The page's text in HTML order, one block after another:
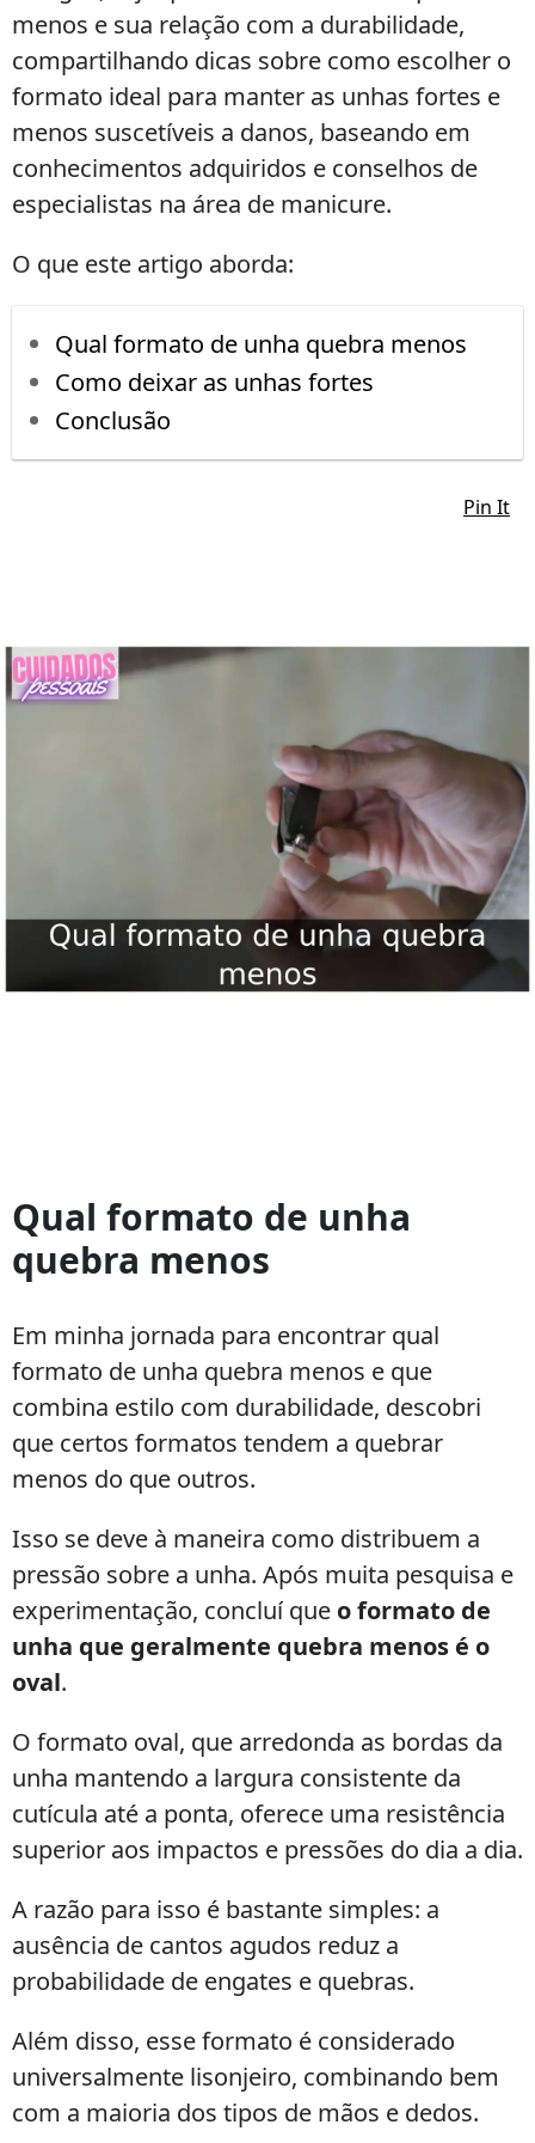
menos e sua relação com a durabilidade,
compartilhando dicas sobre como escolher o
formato ideal para manter as unhas fortes e
menos suscetíveis a danos, baseando em
conhecimentos adquiridos e conselhos de
especialistas na área de manicure.
O que este artigo aborda:
Qual formato de unha quebra menos
Como deixar as unhas fortes
Conclusão
formato
de
unha
quebra
Pin It
Qual formato de unha
quebra menos
Em minha jornada para encontrar qual
formato de unha quebra menos e que
combina estilo com durabilidade, descobri
que certos formatos tendem a quebrar
menos do que outros.
Isso se deve à maneira como distribuem a
pressão sobre a unha. Após muita pesquisa e
experimentação, concluí que o formato de
unha que geralmente quebra menos é o
oval.
O formato oval, que arredonda as bordas da
unha mantendo a largura consistente da
cutícula até a ponta, oferece uma resistência
superior aos impactos e pressões do dia a dia.
A razão para isso é bastante simples: a
ausência de cantos agudos reduz a
probabilidade de engates e quebras.
Além disso, esse formato é considerado
universalmente lisonjeiro, combinando bem
com a maioria dos tipos de mãos e dedos.